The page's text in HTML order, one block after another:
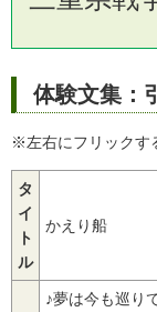
体験文集：
※左右にフリックす
タ
イ
ト
ル
かえり船
♪夢は今も巡り